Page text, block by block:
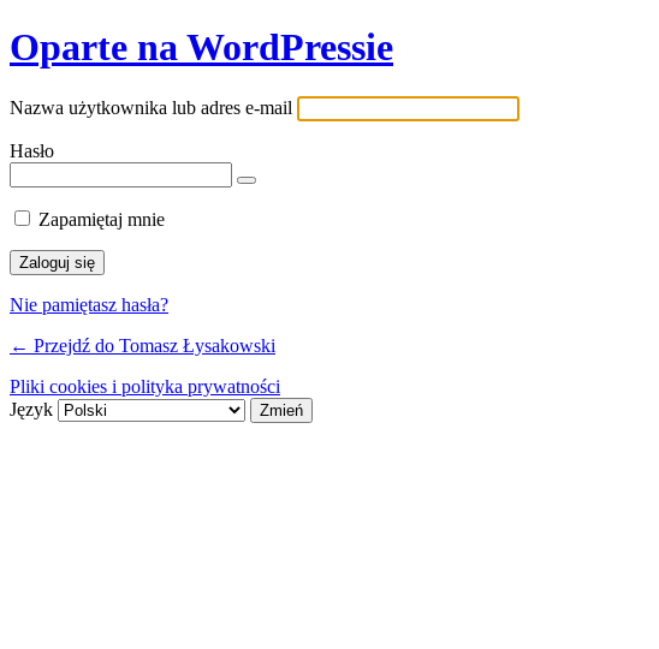
Oparte na WordPressie
Nazwa użytkownika lub adres e-mail
Hasło
Zapamiętaj mnie
Nie pamiętasz hasła?
← Przejdź do Tomasz Łysakowski
Pliki cookies i polityka prywatności
Język